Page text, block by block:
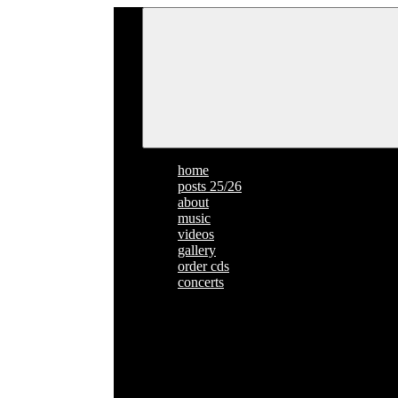
home
posts 25/26
about
music
videos
gallery
order cds
concerts